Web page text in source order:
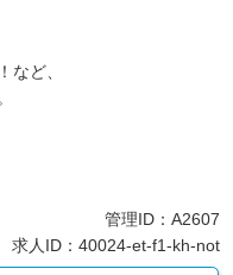
など、
管理ID：A2607
求人ID：40024-et-f1-kh-not